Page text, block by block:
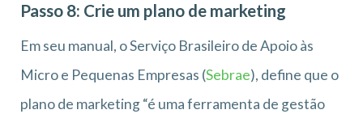
Passo 8: Crie um plano de marketing
Em seu manual, o Serviço Brasileiro de Apoio às
Micro e Pequenas Empresas (Sebrae), define que o
plano de marketing “é uma ferramenta de gestão